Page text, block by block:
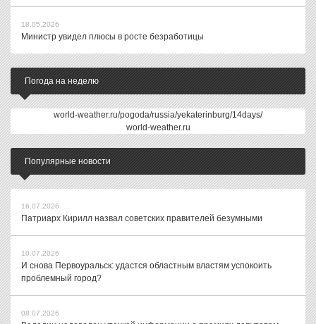
18.05.2026
Министр увидел плюсы в росте безработицы
Погода на неделю
world-weather.ru/pogoda/russia/yekaterinburg/14days/
world-weather.ru
Популярные новости
16.07.2026
Патриарх Кирилл назвал советских правителей безумными
10.07.2026
И снова Первоуральск: удастся областным властям успокоить
проблемный город?
08.07.2026